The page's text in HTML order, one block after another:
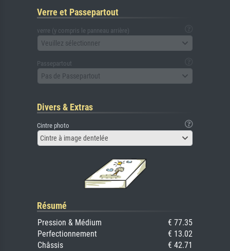
Verre et Passepartout
verre (y compris le panneau arrière)
Veuillez sélectionner
Passepartout
Pas de Passepartout
Divers & Extras
Cintre photo
Cintre à image dentelée
Résumé
Pression & Médium
€ 77.35
Perfectionnement
€ 13.02
Châssis
€ 42.71